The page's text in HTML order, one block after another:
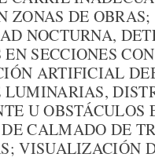
ZONAS DE OBRAS;
NOCTURNA,
SECCIONES CON
ARTIFICIAL
LUMINARIAS,
U OBSTÁCULOS
CALMADO DE
VISUALIZACIÓN